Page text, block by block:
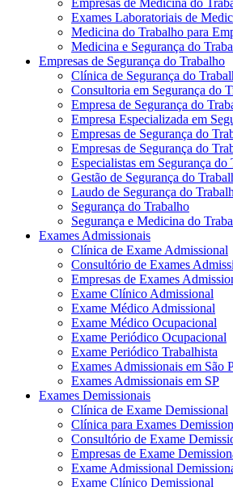
Exames Laboratoriais de
Medicina do Trabalho para
Medicina e Segurança do
Empresas de Segurança do Trabalho
Clínica de Segurança do
Consultoria em Segurança do
Empresa de Segurança do
Empresa Especializada em
Empresas de Segurança do
Empresas de Segurança do
Especialistas em Segurança do
Gestão de Segurança do
Laudo de Segurança do
Segurança do Trabalho
Segurança e Medicina do
Exames Admissionais
Clínica de Exame Admissional
Consultório de Exames
Empresas de Exames
Exame Clínico Admissional
Exame Médico Admissional
Exame Médico Ocupacional
Exame Periódico Ocupacional
Exame Periódico Trabalhista
Exames Admissionais em São
Exames Admissionais em SP
Exames Demissionais
Clínica de Exame Demissional
Clínica para Exames
Consultório de Exame
Empresas de Exame
Exame Admissional
Exame Clínico Demissional